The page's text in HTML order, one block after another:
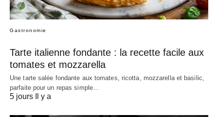
Gastronomie
Tarte italienne fondante : la recette facile aux
tomates et mozzarella
Une tarte salée fondante aux tomates, ricotta, mozzarella et basilic,
parfaite pour un repas simple…
5 jours Il y a